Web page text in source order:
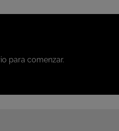
para comenzar.